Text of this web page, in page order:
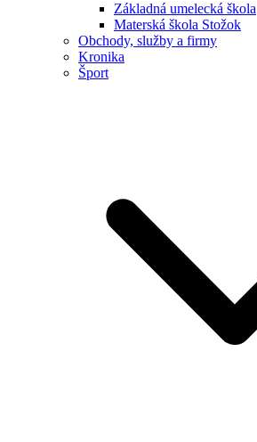
Základná umelecká škola
Materská škola Stožok
Obchody, služby a firmy
Kronika
Šport